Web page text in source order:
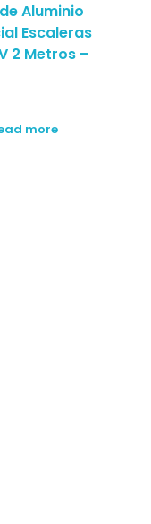
Aluminio
Escaleras
2 Metros –
more